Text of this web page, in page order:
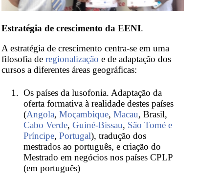
Estratégia de crescimento da EENI.
A estratégia de crescimento centra-se em uma
filosofia de regionalização e de adaptação dos
cursos a diferentes áreas geográficas:
Os países da lusofonia. Adaptação da
oferta formativa à realidade destes países
(Angola, Moçambique, Macau, Brasil,
Cabo Verde, Guiné-Bissau, São Tomé e
Príncipe, Portugal), tradução dos
mestrados ao português, e criação do
Mestrado em negócios nos países CPLP
(em português)